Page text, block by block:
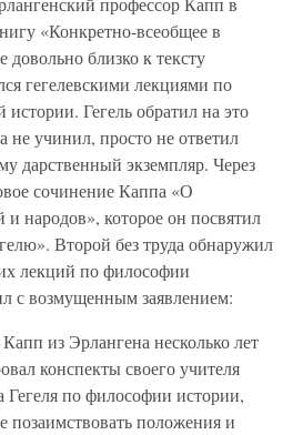
«Конкретно-всеобщее в
близко к тексту
гегелевскими лекциями по
Гегель обратил на это
не учинил, просто не ответил
дарственный экземпляр. Через
сочинение Каппа «О
народов», которое он посвятил
Второй без труда обнаружил
лекций по философии
с возмущенным заявлением:
из Эрлангена несколько лет
конспекты своего учителя
Гегеля по философии истории,
позаимствовать положения и